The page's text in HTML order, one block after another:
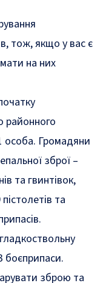
тож, якщо у вас є
на них
районного
особа. Громадяни
зброї –
та гвинтівок,
та
боєприпаси.
зброю та